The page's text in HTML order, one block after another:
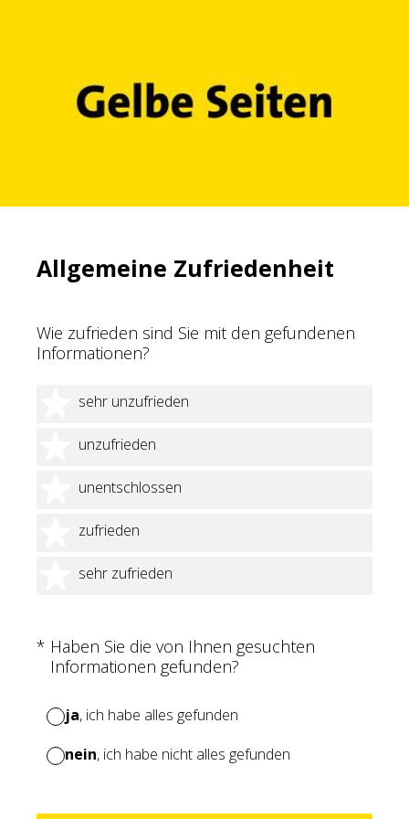
Allgemeine Zufriedenheit
Wie zufrieden sind Sie mit den gefundenen
Informationen?
sehr unzufrieden
1 Stern
unzufrieden
2 Sterne
unentschlossen
3 Sterne
zufrieden
4 Sterne
sehr zufrieden
5 Sterne
* Haben Sie die von Ihnen gesuchten
Informationen gefunden?
(Erforderlich.)
ja, ich habe alles gefunden
nein, ich habe nicht alles gefunden